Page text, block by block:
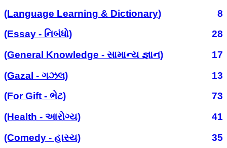
(Language Learning & Dictionary)
8
(Essay - નિબંધો)
28
(General Knowledge - સામાન્ય જ્ઞાન)
17
(Gazal - ગઝલ)
13
(For Gift - ભેટ)
73
(Health - આરોગ્ય)
41
(Comedy - હાસ્ય)
35